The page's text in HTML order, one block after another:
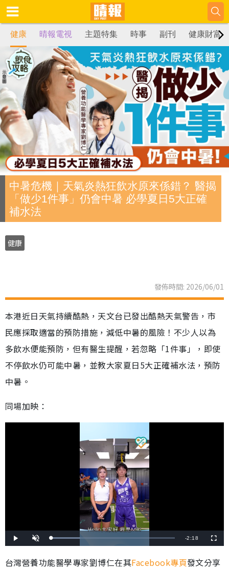
健康 晴報電視 主題特集 時事 副刊 健康財富
中暑危機｜天氣炎熱狂飲水原來係錯？ 醫揭
「做少1件事」仍會中暑 必學夏日5大正確
補水法
健康
發佈時間: 2026/06/01
本港近日天氣持續酷熱，天文台已發出酷熱天氣警告，市
民應採取適當的預防措施，減低中暑的風險！不少人以為
多飲水便能預防，但有醫生提醒，若忽略「1件事」，即使
不停飲水仍可能中暑，並教大家夏日5大正確補水法，預防
中暑。
同場加映：
播
放
開
啟
載
入
:
2
剩
-2:18
全
螢
台灣營養功能醫學專家劉博仁在其Facebook專頁發文分享